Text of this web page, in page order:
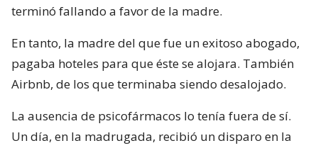
terminó fallando a favor de la madre.
En tanto, la madre del que fue un exitoso abogado,
pagaba hoteles para que éste se alojara. También
Airbnb, de los que terminaba siendo desalojado.
La ausencia de psicofármacos lo tenía fuera de sí.
Un día, en la madrugada, recibió un disparo en la